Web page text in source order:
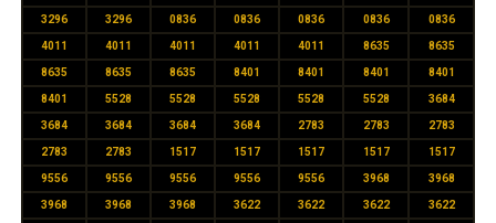
3296 3296 0836 0836 0836 0836 0836
4011 4011 4011 4011 4011 8635 8635
8635 8635 8635 8401 8401 8401 8401
8401 5528 5528 5528 5528 5528 3684
3684 3684 3684 3684 2783 2783 2783
2783 2783 1517 1517 1517 1517 1517
9556 9556 9556 9556 9556 3968 3968
3968 3968 3968 3622 3622 3622 3622